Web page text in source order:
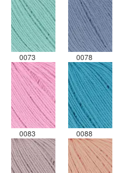
0073 0078
0083 0088